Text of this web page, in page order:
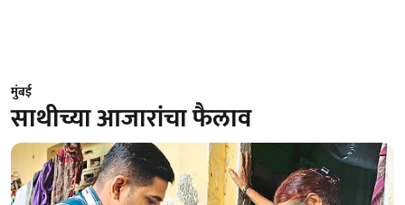
मुंबई
साथीच्या आजारांचा फैलाव